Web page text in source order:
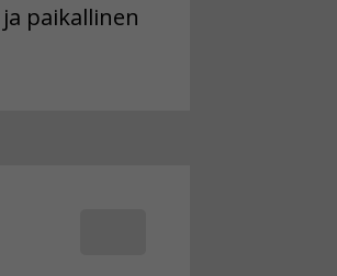
paikallinen